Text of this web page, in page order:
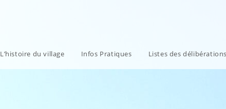
L’histoire du village Infos Pratiques Listes des